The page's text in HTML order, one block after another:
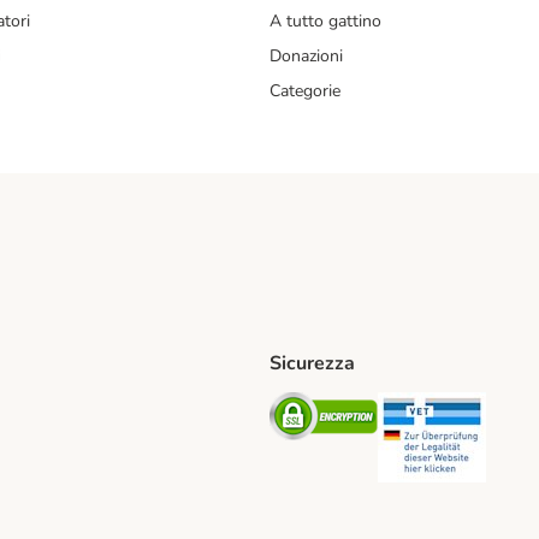
A tutto gattino
Donazioni
Categorie
Method
Shipping Method
Sicurezza
Security